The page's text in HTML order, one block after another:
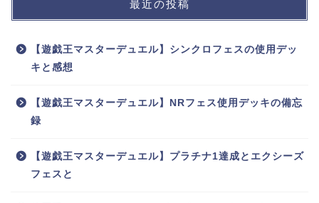
最近の投稿
【遊戯王マスターデュエル】シンクロフェスの使用デッ
キと感想
【遊戯王マスターデュエル】NRフェス使用デッキの備忘
録
【遊戯王マスターデュエル】プラチナ1達成とエクシーズ
フェスと